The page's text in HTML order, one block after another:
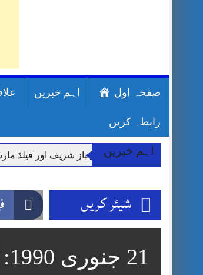
صفحہ اول اہم خبریں
رابطہ کریں
اہم خبریں
وزیر اعظم شہباز شریف اور فیلڈ
قائداعظم نامی شہری کا شناختی
ڈپٹی کمشنر راولپنڈی کیپٹن(ر) ندیم
مون سون بارشیں، لینڈ سلائیڈنگ اور
شہید گر وپ کیپٹنعاصم طارق مکمل
شیئر کریں